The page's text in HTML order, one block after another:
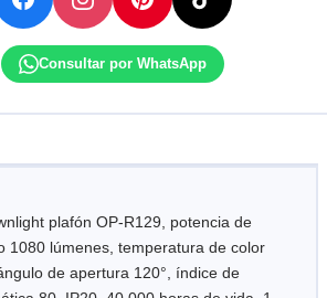
Consultar por WhatsApp
plafón OP-R129, potencia de
1080 lúmenes, temperatura de color
de apertura 120°, índice de